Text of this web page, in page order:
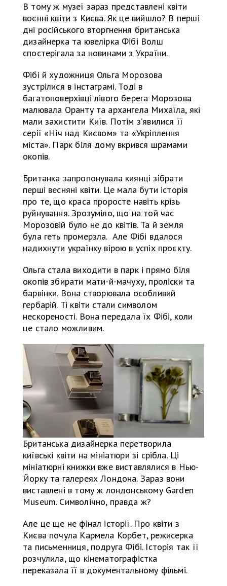
В тому ж музеї зараз представлені квіти
воєнні квіти з Києва. Як це вийшло? В перші
дні російського вторгнення британська
дизайнерка та ювелірка Фібі Волш
спостерігала за новинами з України.
Фібі й художниця Ольга Морозова
зустрілися в інстаграмі. Тоді в
багатоповерхівці лівого берега Морозова
малювала Оранту та архангела Михаїла, які
мали захистити Київ. Потім з’явилися її
серії «Ніч над Києвом» та «Укріплення
міста». Парк біля дому вкрився шрамами
окопів.
Британка запропонувала киянці зібрати
перші весняні квіти. Це мала бути історія
про те, що краса проросте навіть крізь
руйнування. Зрозуміло, що на той час
Морозовій було не до квітів. Та й земля
була геть промерзла. Але Фібі вдалося
надихнути українку вірою в успіх проєкту.
Ольга стала виходити в парк і прямо біля
окопів збирати мати-й-мачуху, проліски та
барвінки. Вона створювала особливий
гербарій. Ті квіти стали символом
нескореності. Вона передала їх Фібі, коли
це стало можливим.
Британська дизайнерка перетворила
київські квіти на мініатюри зі срібла. Ці
мініатюрні книжки вже виставлялися в Нью-
Йорку та галереях Лондона. Зараз вони
виставлені в тому ж лондонському Garden
Museum. Символічно, правда ж?
Але це ще не фінал історії. Про квіти з
Києва почула Кармела Корбет, режисерка
та письменниця, подруга Фібі. Історія так її
розчулила, що кінематографістка
переказала її в документальному фільмі.